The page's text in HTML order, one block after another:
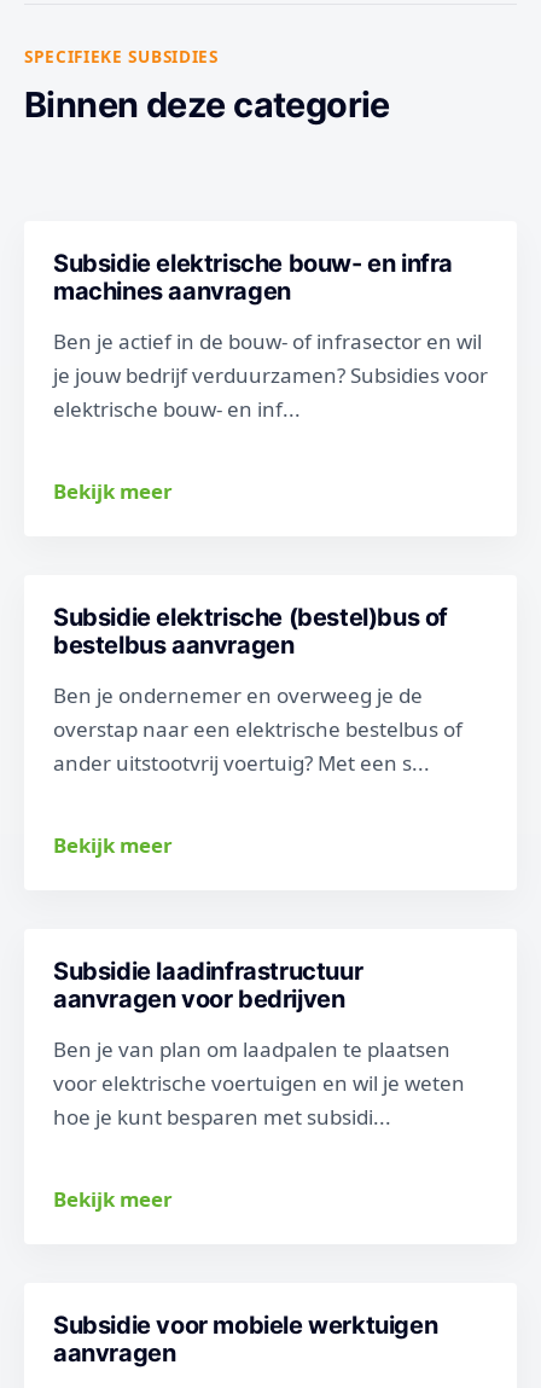
SPECIFIEKE SUBSIDIES
Binnen deze categorie
Subsidie elektrische bouw- en infra
machines aanvragen
Ben je actief in de bouw- of infrasector en wil
je jouw bedrijf verduurzamen? Subsidies voor
elektrische bouw- en inf...
Bekijk meer
Subsidie elektrische (bestel)bus of
bestelbus aanvragen
Ben je ondernemer en overweeg je de
overstap naar een elektrische bestelbus of
ander uitstootvrij voertuig? Met een s...
Bekijk meer
Subsidie laadinfrastructuur
aanvragen voor bedrijven
Ben je van plan om laadpalen te plaatsen
voor elektrische voertuigen en wil je weten
hoe je kunt besparen met subsidi...
Bekijk meer
Subsidie voor mobiele werktuigen
aanvragen